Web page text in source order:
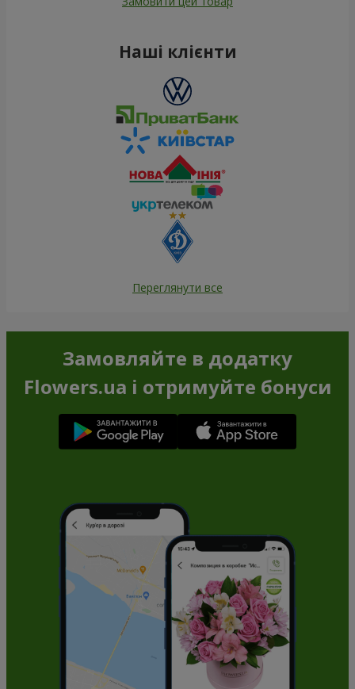
Наші клієнти
Переглянути все
Замовляйте в додатку
Flowers.ua і отримуйте бонуси